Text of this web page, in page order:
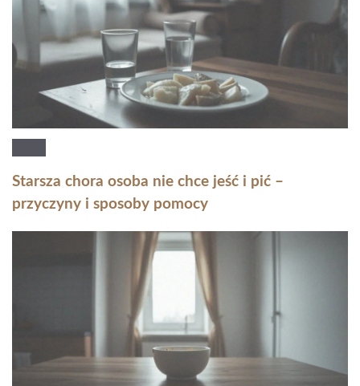
Starsza chora osoba nie chce jeść i pić –
przyczyny i sposoby pomocy